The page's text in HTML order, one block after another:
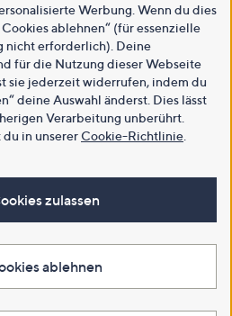
Werbung. Wenn du dies
ablehnen“ (für essenzielle
nicht erforderlich). Deine
für die Nutzung dieser Webseite
sie jederzeit widerrufen, indem du
deine Auswahl änderst. Dies lässt
Verarbeitung unberührt.
in unsererCookie-Richtlinie
zulassen
ablehnen